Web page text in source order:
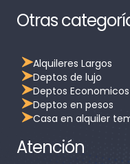
Otras
Alquileres Largos
Deptos de lujo
Deptos Economicos
Deptos en pesos
Casa en alquiler
Atención